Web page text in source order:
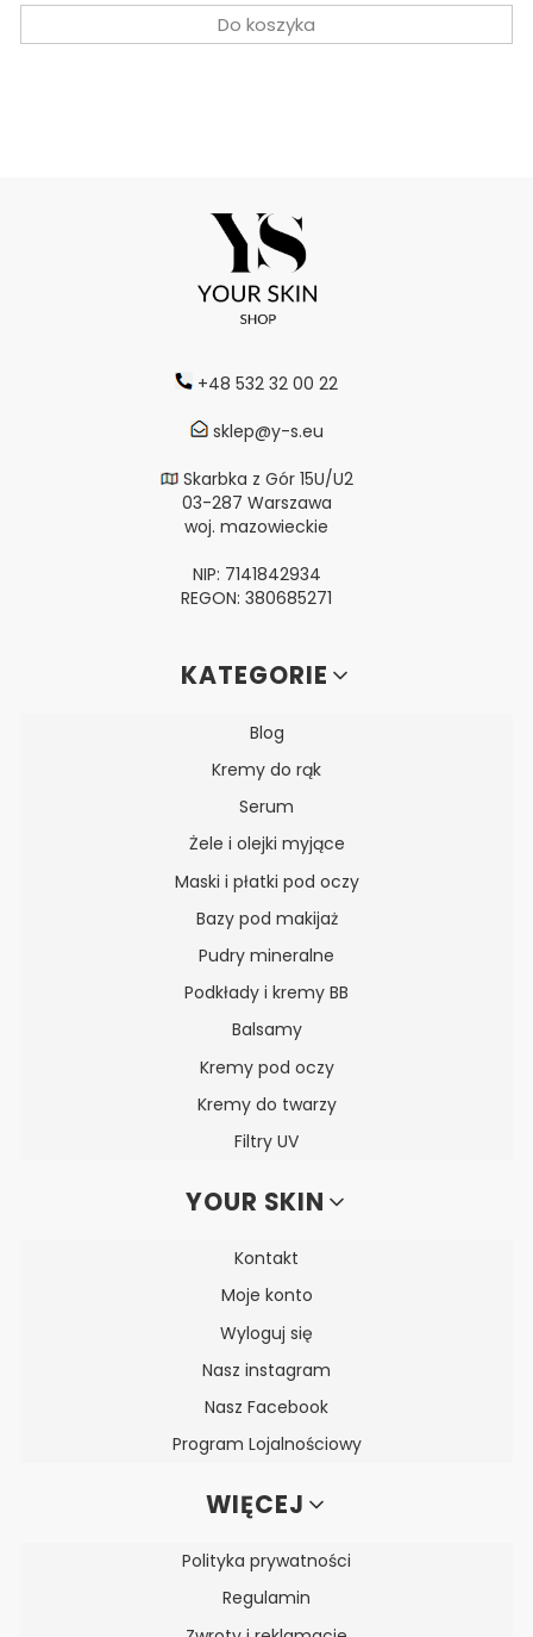
Do koszyka
+48 532 32 00 22
sklep@y-s.eu
Skarbka z Gór 15U/U2
03-287 Warszawa
woj. mazowieckie
NIP: 7141842934
REGON: 380685271
Linki w stopceKATEGORIE
Blog
Kremy do rąk
Serum
Żele i olejki myjące
Maski i płatki pod oczy
Bazy pod makijaż
Pudry mineralne
Podkłady i kremy BB
Balsamy
Kremy pod oczy
Kremy do twarzy
Filtry UV
YOUR SKIN
Kontakt
Moje konto
Wyloguj się
Nasz instagram
Nasz Facebook
Program Lojalnościowy
WIĘCEJ
Polityka prywatności
Regulamin